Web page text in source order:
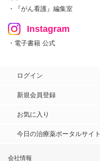
・『がん看護』編集室
Instagram
・電子書籍 公式
ログイン
新規会員登録
お気に入り
今日の治療薬ポータルサイト
会社情報